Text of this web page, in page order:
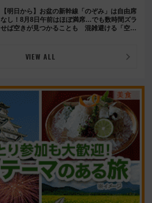
【明日から】お盆の新幹線「のぞみ」は自由席
なし！8月8日午前はほぼ満席…でも数時間ズラ
せば空きが見つかることも 混雑避ける「空
VIEW ALL